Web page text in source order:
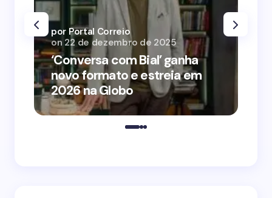
‘Conversa com Bial’ ganha
novo formato e estreia em
2026 na Globo
por Portal Correio
on 22 de dezembro de 2025